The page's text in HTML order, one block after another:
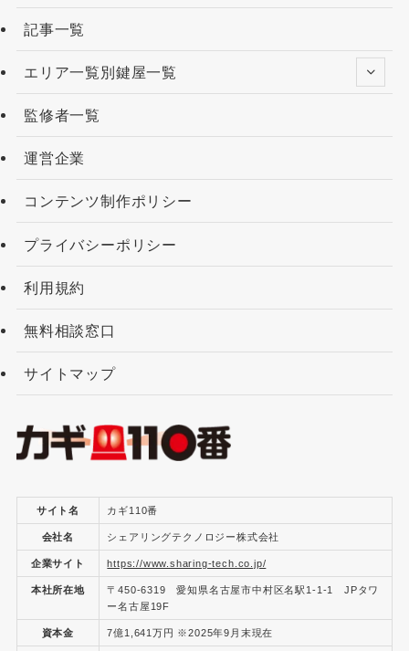
記事一覧
エリア一覧別鍵屋一覧
監修者一覧
運営企業
コンテンツ制作ポリシー
プライバシーポリシー
利用規約
無料相談窓口
サイトマップ
サイト名 カギ110番
会社名 シェアリングテクノロジー株式会社
企業サイト https://www.sharing-tech.co.jp/
本社所在地
〒450-6319 愛知県名古屋市中村区名駅1-1-1 JPタワ
ー名古屋19F
資本金 7億1,641万円 ※2025年9月末現在